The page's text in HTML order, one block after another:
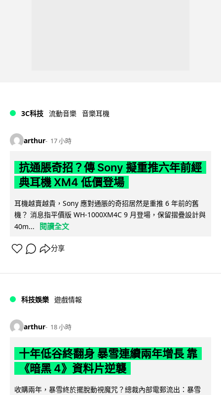
3C科技 流動音樂 音樂耳機
arthur 17 小時
抗通脹奇招？傳 Sony 擬重推六年前經
典耳機 XM4 低價登場
耳機越賣越貴，Sony 應對通脹的奇招居然是重推 6 年前的舊
機？ 消息指平價版 WH-1000XM4C 9 月登場，保留摺疊設計與
40m...
閱讀全文
分享
科技娛樂 遊戲情報
arthur 18 小時
十年低谷終翻身 暴雪連續兩年增長 靠
《暗黑 4》資料片逆襲
收購兩年，暴雪終於擺脫動視魔咒？總裁內部電郵流出：暴雪